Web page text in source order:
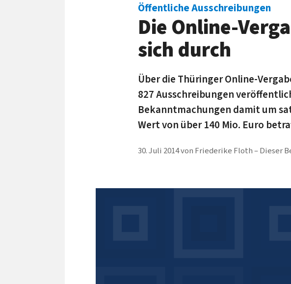
Öffentliche Ausschreibungen
Die Online-
sich durch
Über die Thüringer Online-
827 Ausschreibungen
Bekanntmachungen damit um
Wert von über 140 Mio. Euro
30. Juli 2014von Friederike Floth Dieser